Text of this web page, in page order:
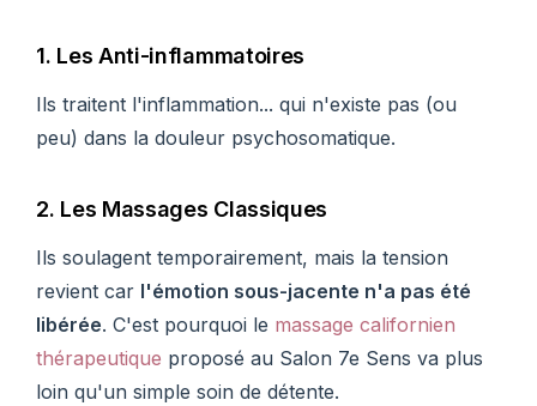
1. Les Anti-inflammatoires
Ils traitent l'inflammation... qui n'existe pas (ou
peu) dans la douleur psychosomatique.
2. Les Massages Classiques
Ils soulagent temporairement, mais la tension
revient car l'émotion sous-jacente n'a pas été
libérée. C'est pourquoi le massage californien
thérapeutique proposé au Salon 7e Sens va plus
loin qu'un simple soin de détente.